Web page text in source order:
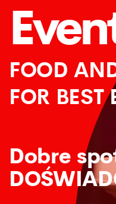
FOOD
FOR BEST
Dobre